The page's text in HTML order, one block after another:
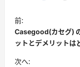
投
稿
ナ
ビ
前:
Casegood(カセグ)
ットとデメリットは
次へ: